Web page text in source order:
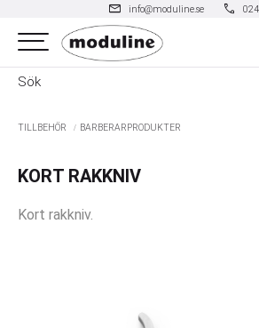
Meny
mail info@moduline.se phone
TILLBEHÖR BARBERARPRODUKTER
KORT RAKKNIV
Kort rakkniv.